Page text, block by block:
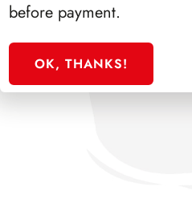
before payment.
OK, THANKS!